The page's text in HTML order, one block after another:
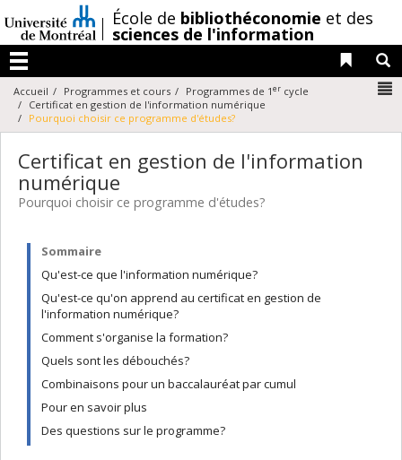
au
contenu
/École de bibliothéconomie et des
sciences de l'information
Menu
Liens
Accueil Programmes et cours Programmes de 1er cycle
Certificat en gestion de l'information numérique
Pourquoi choisir ce programme d'études?
Certificat en gestion de l'information
numérique
Pourquoi choisir ce programme d'études?
Sommaire
Qu'est-ce que l'information numérique?
Qu'est-ce qu'on apprend au certificat en gestion de
l'information numérique?
Comment s'organise la formation?
Quels sont les débouchés?
Combinaisons pour un baccalauréat par cumul
Pour en savoir plus
Des questions sur le programme?